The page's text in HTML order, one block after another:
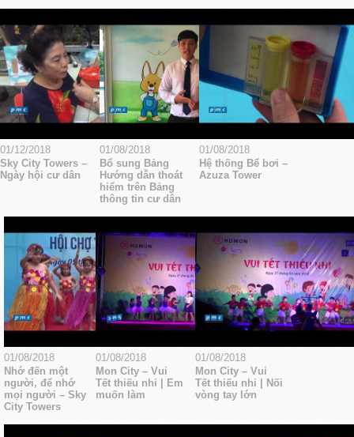
01/12/2018
Sky City Towers –
Ngày hội cư dân
01/08/2018
Bổ sung Bảng
Hướng dẫn thoát
hiểm trên Bảng
thông tin cư dân
01/08/2018
Hệ thống Bể bơi –
Azuza Tower
01/08/2018
Nhớ đến một
người, để nhớ
mọi người – Sky
City Towers
01/08/2018
Mon City – Vui
Tết thiếu nhi | Em
muốn làm
01/08/2018
Mon City – Vui
Tết thiếu nhi | Nối
vòng tay lớn